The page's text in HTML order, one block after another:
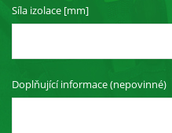
Síla izolace [mm]
Doplňující informace (nepovinné)